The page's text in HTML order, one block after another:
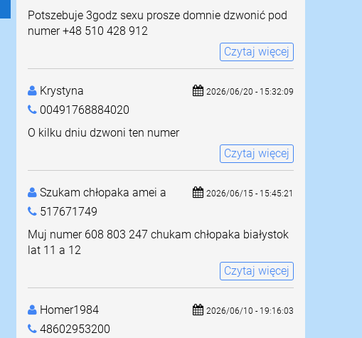
Potszebuje 3godz sexu prosze domnie dzwonić pod
numer +48 510 428 912
Czytaj więcej
Krystyna
00491768884020
2026/06/20 - 15:32:09
O kilku dniu dzwoni ten numer
Czytaj więcej
Szukam chłopaka amei a
517671749
2026/06/15 - 15:45:21
Muj numer 608 803 247 chukam chłopaka białystok
lat 11 a 12
Czytaj więcej
Homer1984
48602953200
2026/06/10 - 19:16:03